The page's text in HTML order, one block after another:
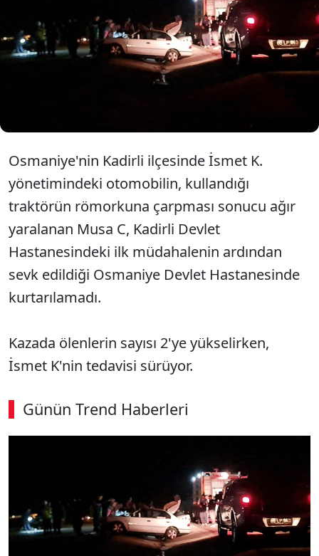
Osmaniye'de otomobilin traktör
römorkuna çarpması sonucu
yaşanan kazada 2 kişi hayatını
kaybetti.
Osmaniye'nin Kadirli ilçesinde İsmet K.
yönetimindeki otomobilin, kullandığı
traktörün römorkuna çarpması sonucu ağır
yaralanan Musa C, Kadirli Devlet
Hastanesindeki ilk müdahalenin ardından
sevk edildiği Osmaniye Devlet Hastanesinde
kurtarılamadı.
Kazada ölenlerin sayısı 2'ye yükselirken,
İsmet K'nin tedavisi sürüyor.
Günün Trend Haberleri